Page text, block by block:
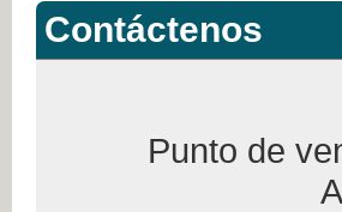
Contáctenos
Punto de